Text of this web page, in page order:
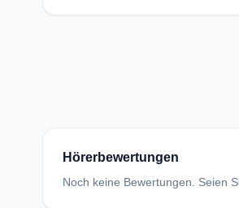
Hörerbewertungen
Noch keine Bewertungen. Seien